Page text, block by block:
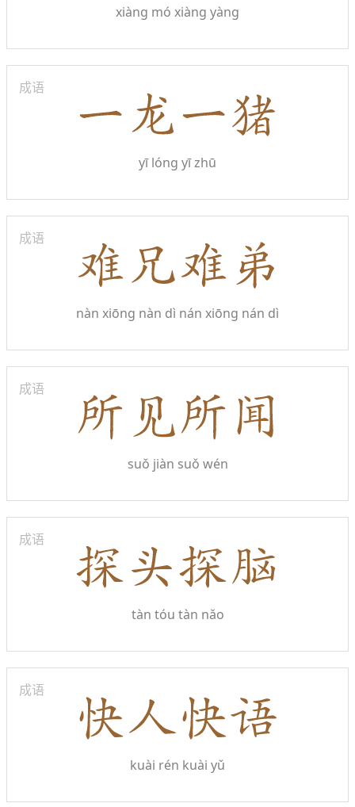
xiàng mó xiàng yàng
成语
yī lóng yī zhū
成语
nàn xiōng nàn dì nán xiōng nán dì
成语
suǒ jiàn suǒ wén
成语
tàn tóu tàn nǎo
成语
kuài rén kuài yǔ